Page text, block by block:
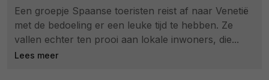
Een groepje Spaanse toeristen reist af naar Venetië
met de bedoeling er een leuke tijd te hebben. Ze
vallen echter ten prooi aan lokale inwoners, die...
Lees meer